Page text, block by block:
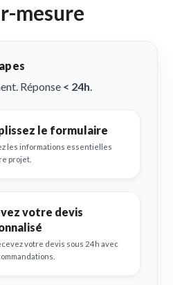
mesure
Réponse < 24h.
le formulaire
les informations essentielles
projet.
votre devis
votre devis sous 24h avec